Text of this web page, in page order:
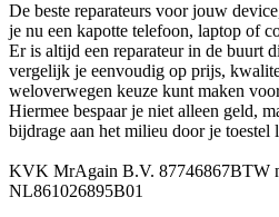
De beste reparateurs voor jouw
je nu een kapotte telefoon, laptop of
Er is altijd een reparateur in de buurt
vergelijk je eenvoudig op prijs,
weloverwegen keuze kunt maken
Hiermee bespaar je niet alleen geld,
bijdrage aan het milieu door je toestel
KVK MrAgain B.V. 87746867BTW
NL861026895B01